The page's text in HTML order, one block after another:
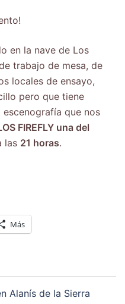
en la nave de Los
trabajo de mesa, de
locales de ensayo,
pero que tiene
que nos
FIREFLY una del
las 21 horas.
Más
Alanís de la Sierra